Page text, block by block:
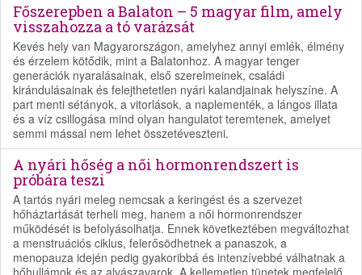
Főszerepben a Balaton – 5 magyar film, amely
visszahozza a tó varázsát
Kevés hely van Magyarországon, amelyhez annyi emlék, élmény
és érzelem kötődik, mint a Balatonhoz. A magyar tenger
generációk nyaralásainak, első szerelmeinek, családi
kirándulásainak és felejthetetlen nyári kalandjainak helyszíne. A
part menti sétányok, a vitorlások, a naplementék, a lángos illata
és a víz csillogása mind olyan hangulatot teremtenek, amelyet
semmi mással nem lehet összetéveszteni.
A nyári hőség a női hormonrendszert is
próbára teszi
A tartós nyári meleg nemcsak a keringést és a szervezet
hőháztartását terheli meg, hanem a női hormonrendszer
működését is befolyásolhatja. Ennek következtében megváltozhat
a menstruációs ciklus, felerősödhetnek a panaszok, a
menopauza idején pedig gyakoribbá és intenzívebbé válhatnak a
hőhullámok és az alvászavarok. A kellemetlen tünetek megfelelő